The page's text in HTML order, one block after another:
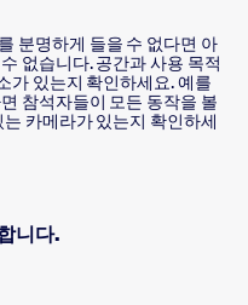
분명하게 들을 수 없다면 아
없습니다. 공간과 사용 목적
가 있는지 확인하세요. 예를
참석자들이 모든 동작을 볼
카메라가 있는지 확인하세
니다.